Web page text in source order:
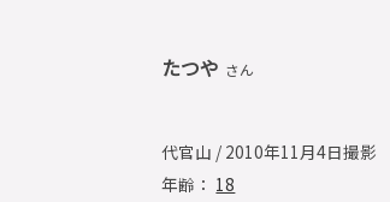
たつや さん
代官山 / 2010年11月4日撮影
年齢： 18